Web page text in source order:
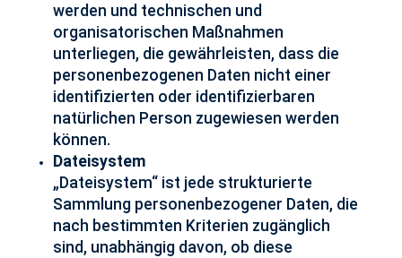
werden und technischen und
organisatorischen Maßnahmen
unterliegen, die gewährleisten, dass die
personenbezogenen Daten nicht einer
identifizierten oder identifizierbaren
natürlichen Person zugewiesen werden
können.
Dateisystem
„Dateisystem“ ist jede strukturierte
Sammlung personenbezogener Daten, die
nach bestimmten Kriterien zugänglich
sind, unabhängig davon, ob diese